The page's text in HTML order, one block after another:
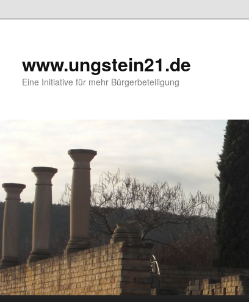
www.ungstein21.de
Eine Initiative für mehr Bürgerbeteiligung